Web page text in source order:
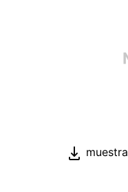
muestra